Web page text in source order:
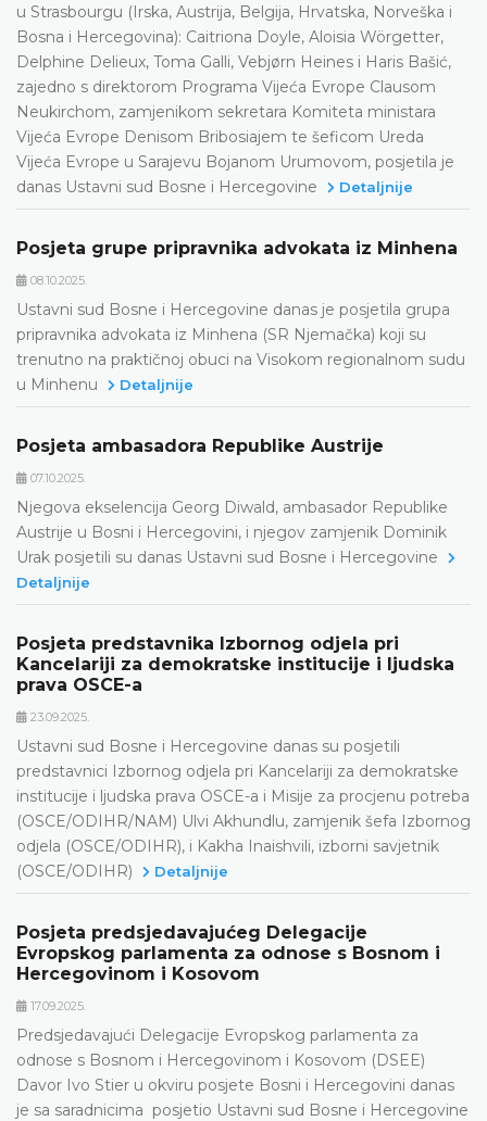
u Strasbourgu (Irska, Austrija, Belgija, Hrvatska, Norveška i
Bosna i Hercegovina): Caitriona Doyle, Aloisia Wörgetter,
Delphine Delieux, Toma Galli, Vebjørn Heines i Haris Bašić,
zajedno s direktorom Programa Vijeća Evrope Clausom
Neukirchom, zamjenikom sekretara Komiteta ministara
Vijeća Evrope Denisom Bribosiajem te šeficom Ureda
Vijeća Evrope u Sarajevu Bojanom Urumovom, posjetila je
danas Ustavni sud Bosne i Hercegovine
Detaljnije
Posjeta grupe pripravnika advokata iz Minhena
08.10.2025.
Ustavni sud Bosne i Hercegovine danas je posjetila grupa
pripravnika advokata iz Minhena (SR Njemačka) koji su
trenutno na praktičnoj obuci na Visokom regionalnom sudu
u Minhenu
Detaljnije
Posjeta ambasadora Republike Austrije
07.10.2025.
Njegova ekselencija Georg Diwald, ambasador Republike
Austrije u Bosni i Hercegovini, i njegov zamjenik Dominik
Urak posjetili su danas Ustavni sud Bosne i Hercegovine
Detaljnije
Posjeta predstavnika Izbornog odjela pri
Kancelariji za demokratske institucije i ljudska
prava OSCE-a
23.09.2025.
Ustavni sud Bosne i Hercegovine danas su posjetili
predstavnici Izbornog odjela pri Kancelariji za demokratske
institucije i ljudska prava OSCE-a i Misije za procjenu potreba
(OSCE/ODIHR/NAM) Ulvi Akhundlu, zamjenik šefa Izbornog
odjela (OSCE/ODIHR), i Kakha Inaishvili, izborni savjetnik
(OSCE/ODIHR)
Detaljnije
Posjeta predsjedavajućeg Delegacije
Evropskog parlamenta za odnose s Bosnom i
Hercegovinom i Kosovom
17.09.2025.
Predsjedavajući Delegacije Evropskog parlamenta za
odnose s Bosnom i Hercegovinom i Kosovom (DSEE)
Davor Ivo Stier u okviru posjete Bosni i Hercegovini danas
je sa saradnicima posjetio Ustavni sud Bosne i Hercegovine